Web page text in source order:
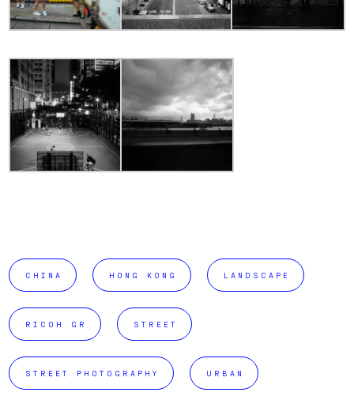
CHINA HONG KONG LANDSCAPE
RICOH GR STREET
STREET PHOTOGRAPHY URBAN